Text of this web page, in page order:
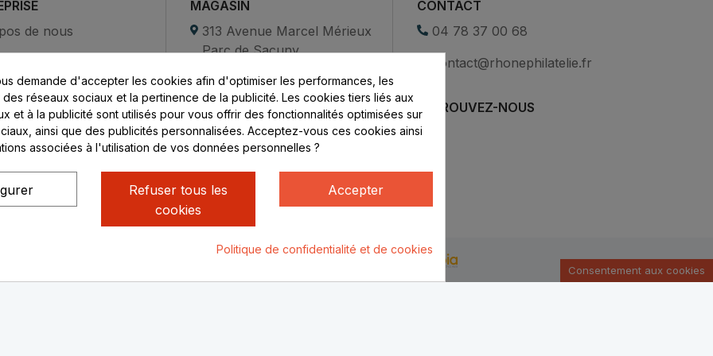
de nous
nous
MAGASIN
313 Avenue Marcel Mérieux
Parc de Sacuny
Lundi au vendredi :
8h - 16h
uniquement sur Rendez-
vous
CONTACT
04 78 37 00 68
contact@rhonephilatelie.fr
RETROUVEZ-NOUS
© Rhone Philatelie 2021
demande d'accepter les cookies afin d'optimiser les performances, les
réseaux sociaux et la pertinence de la publicité. Les cookies tiers liés aux
et à la publicité sont utilisés pour vous offrir des fonctionnalités optimisées sur
ainsi que des publicités personnalisées. Acceptez-vous ces cookies ainsi
associées à l'utilisation de vos données personnelles ?
Accepter
Refuser tous les
cookies
Politique de confidentialité et de cookies
Consentement aux cookies